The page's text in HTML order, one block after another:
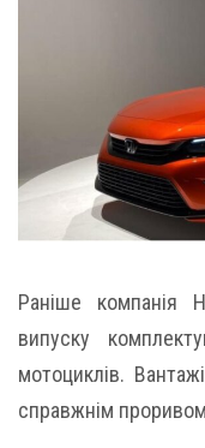
Раніше компанія
випуску
мотоциклів.
справжнім